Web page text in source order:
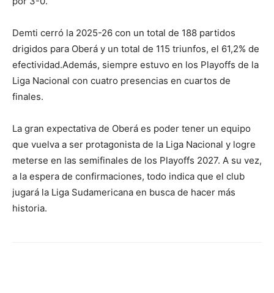
Demti cerró la 2025-26 con un total de 188 partidos
drigidos para Oberá y un total de 115 triunfos, el 61,2% de
efectividad.Además, siempre estuvo en los Playoffs de la
Liga Nacional con cuatro presencias en cuartos de
finales.
La gran expectativa de Oberá es poder tener un equipo
que vuelva a ser protagonista de la Liga Nacional y logre
meterse en las semifinales de los Playoffs 2027. A su vez,
a la espera de confirmaciones, todo indica que el club
jugará la Liga Sudamericana en busca de hacer más
historia.